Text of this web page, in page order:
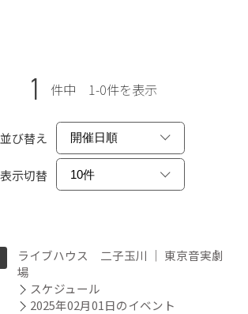
1 件中 1-0件を表示
並び替え
表示切替
ライブハウス 二子玉川 ｜ 東京音実劇
場
スケジュール
2025年02月01日のイベント